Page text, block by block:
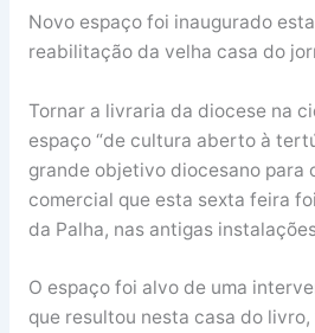
Novo espaço foi inaugurado
reabilitação da velha casa do
Tornar a livraria da diocese na
espaço “de cultura aberto à
grande objetivo diocesano para
comercial que esta sexta feira
da Palha, nas antigas
O espaço foi alvo de uma
que resultou nesta casa do livro,